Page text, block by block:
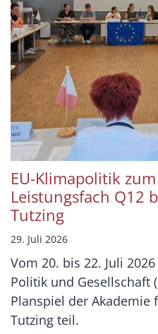
EU-Klimapolitik
Leistungsfach Q12
Tutzing
29. Juli 2026
Vom 20. bis 22. Juli
Politik und Gesellschaft
Planspiel der
Tutzing teil.